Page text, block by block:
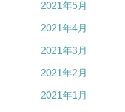
2021年5月
2021年4月
2021年3月
2021年2月
2021年1月